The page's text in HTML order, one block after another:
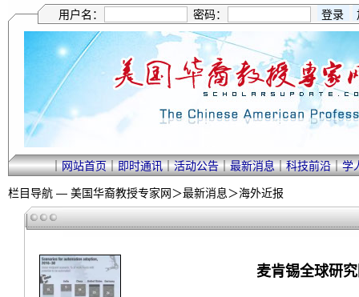
用户名： 密码：
｜网站首页｜即时通讯｜活动公告｜最新消息｜科技前沿｜学
栏目导航 — 美国华裔教授专家网＞最新消息＞海外近报
麦肯锡全球研